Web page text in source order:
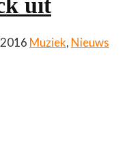
uit
Muziek, Nieuws